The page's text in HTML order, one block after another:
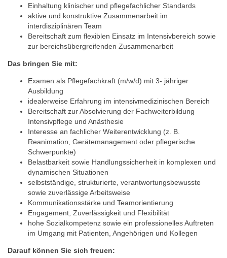
Einhaltung klinischer und pflegefachlicher Standards
aktive und konstruktive Zusammenarbeit im
interdisziplinären Team
Bereitschaft zum flexiblen Einsatz im Intensivbereich sowie
zur bereichsübergreifenden Zusammenarbeit
Das bringen Sie mit:
Examen als Pflegefachkraft (m/w/d) mit 3- jähriger
Ausbildung
idealerweise Erfahrung im intensivmedizinischen Bereich
Bereitschaft zur Absolvierung der Fachweiterbildung
Intensivpflege und Anästhesie
Interesse an fachlicher Weiterentwicklung (z. B.
Reanimation, Gerätemanagement oder pflegerische
Schwerpunkte)
Belastbarkeit sowie Handlungssicherheit in komplexen und
dynamischen Situationen
selbstständige, strukturierte, verantwortungsbewusste
sowie zuverlässige Arbeitsweise
Kommunikationsstärke und Teamorientierung
Engagement, Zuverlässigkeit und Flexibilität
hohe Sozialkompetenz sowie ein professionelles Auftreten
im Umgang mit Patienten, Angehörigen und Kollegen
Darauf können Sie sich freuen: